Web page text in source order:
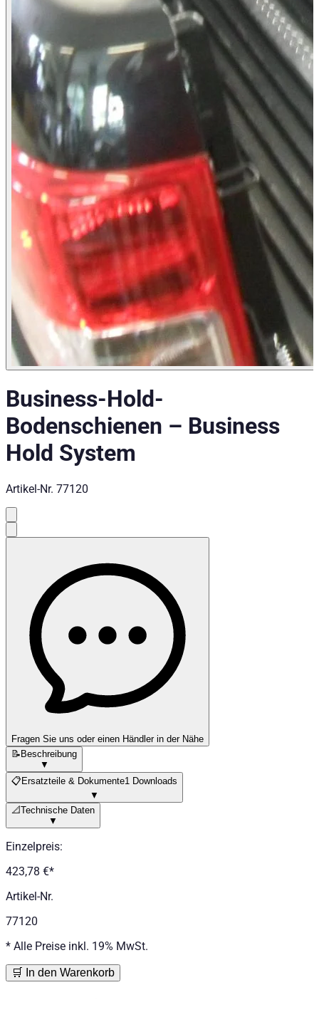
Business-Hold-
Bodenschienen – Business
Hold System
Artikel-Nr. 77120
Fragen Sie uns oder einen Händler in der Nähe
📝Beschreibung
▼
📋Ersatzteile & Dokumente1 Downloads
▼
📐Technische Daten
▼
Einzelpreis:
423,78 €*
Artikel-Nr.
77120
* Alle Preise inkl. 19% MwSt.
🛒 In den Warenkorb